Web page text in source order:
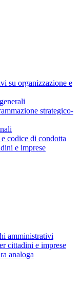
su organizzazione e
strategico-
codice di condotta
e imprese
amministrativi
cittadini e imprese
analoga